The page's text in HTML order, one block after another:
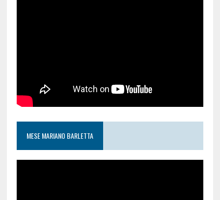
MESE MARIANO BARLETTA